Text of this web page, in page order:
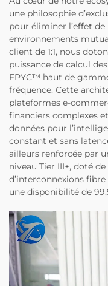
une philosophie
pour éliminer l’effet
environnements
client de 1:1, nous
puissance de calcul
EPYC™ haut de
fréquence. Cette
plateformes e-
financiers complexes
données pour
constant et sans
ailleurs renforcée par
niveau Tier III+, doté
d’interconnexions
une disponibilité de